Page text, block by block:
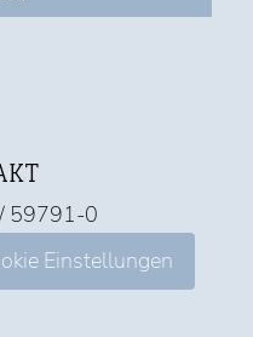
59791-0
Einstellungen